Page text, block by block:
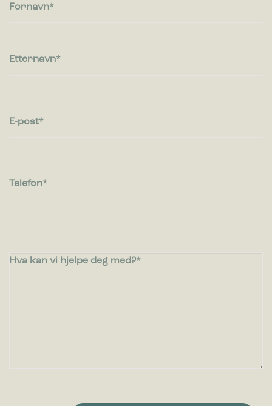
rapportere informasjon anonymt.
Markedsførings-cookies brukes til å spore besøkende på
Fornavn
Etternavn
E-post
Telefon
Hva kan vi hjelpe deg med?